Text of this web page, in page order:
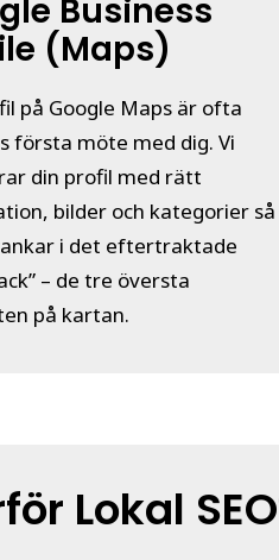
Business
(Maps)
på Google Maps är ofta
första möte med dig. Vi
din profil med rätt
bilder och kategorier så
i det eftertraktade
– de tre översta
på kartan.
Lokal